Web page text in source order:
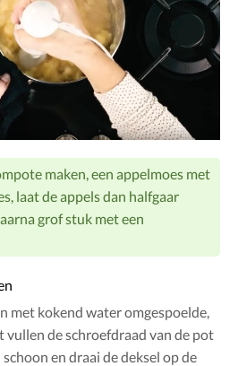
maken, een appelmoes met
laat de appels dan halfgaar
grof stuk met een
met kokend water omgespoelde,
vullen de schroefdraad van de pot
en draai de deksel op de